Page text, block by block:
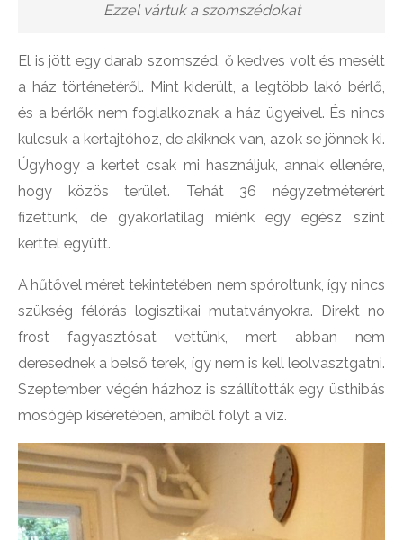
Ezzel vártuk a szomszédokat
El is jött egy darab szomszéd, ő kedves volt és mesélt
a ház történetéről. Mint kiderült, a legtöbb lakó bérlő,
és a bérlők nem foglalkoznak a ház ügyeivel. És nincs
kulcsuk a kertajtóhoz, de akiknek van, azok se jönnek ki.
Úgyhogy a kertet csak mi használjuk, annak ellenére,
hogy közös terület. Tehát 36 négyzetméterért
fizettünk, de gyakorlatilag miénk egy egész szint
kerttel együtt.
A hűtővel méret tekintetében nem spóroltunk, így nincs
szükség félórás logisztikai mutatványokra. Direkt no
frost fagyasztósat vettünk, mert abban nem
deresednek a belső terek, így nem is kell leolvasztgatni.
Szeptember végén házhoz is szállították egy üsthibás
mosógép kíséretében, amiből folyt a víz.